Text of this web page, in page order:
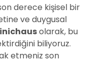
derece kişisel bir
ve duygusal
olarak, bu
biliyoruz.
etmeniz son